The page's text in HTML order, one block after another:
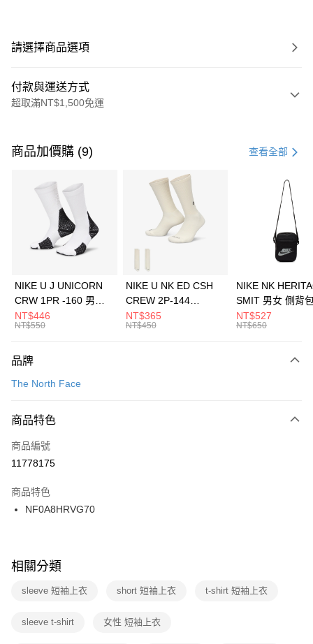
請選擇商品選項
付款與運送方式
超取滿NT$1,500免運
信用卡一次付款
3 期 0 利率 每期 21家銀行
合作金庫商業銀行
第一商業銀行
華南商業銀行
彰化商業銀行
上海商業儲蓄銀行
元大商業銀行
台灣樂天信用卡公司
Apple Pay
全盈+PAY
AFTEE先享後付
【關於「AFTEE先享後付」】
便利好安心！
３．安心：先確認商品／服務後，再付款。
【「AFTEE先享後付」結帳流程】
１．於結帳方式選擇「AFTEE先享後付」後，將跳轉至「AFTEE先享後付」
２．訂單成立數日內，您將收到繳費通知簡訊。
３．收到繳費通知簡訊後14天內，點擊此簡訊中的連結，可透過四大超商／
ATM／網路銀行／等多元方式進行付款，方視為交易完成。
※ 交易是否成功請以「AFTEE先享後付 」之結帳頁面顯示為準，若有關於
是否繳費成功／繳費後需取消欲退款等相關疑問，請聯繫「AFTEE先享後付
客戶支援中心」 https://netprotections.freshdesk.com/support/home
１．透過由恩沛科技股份有限公司提供之「AFTEE先享後付」服務完成之交
運送方式
每筆NT$100，滿NT$1,500(含以上)免運費
宅配
每筆NT$100，滿NT$1,500(含以上)免運費
付款後門市自取
每筆NT$100，滿NT$1,500(含以上)免運費
商品加價購 (9) 查看全部
NIKE U J UNICORN
CRW 1PR -160 男女
中統襪 FZ3393100
NT$446
NT$550
NIKE U NK ED CSH
CREW 2P-144
EMBRDY 男女 短統襪
FZ3073133
NT$365
NT$450
NIKE NK
SMIT 男女 側背
BA5871010
NT$527
NT$650
品牌
The North Face
商品特色
商品編號
11778175
商品特色
NF0A8HRVG70
相關分類
sleeve 短袖上衣 short 短袖上衣 t-shirt 短袖上衣
sleeve t-shirt 女性 短袖上衣